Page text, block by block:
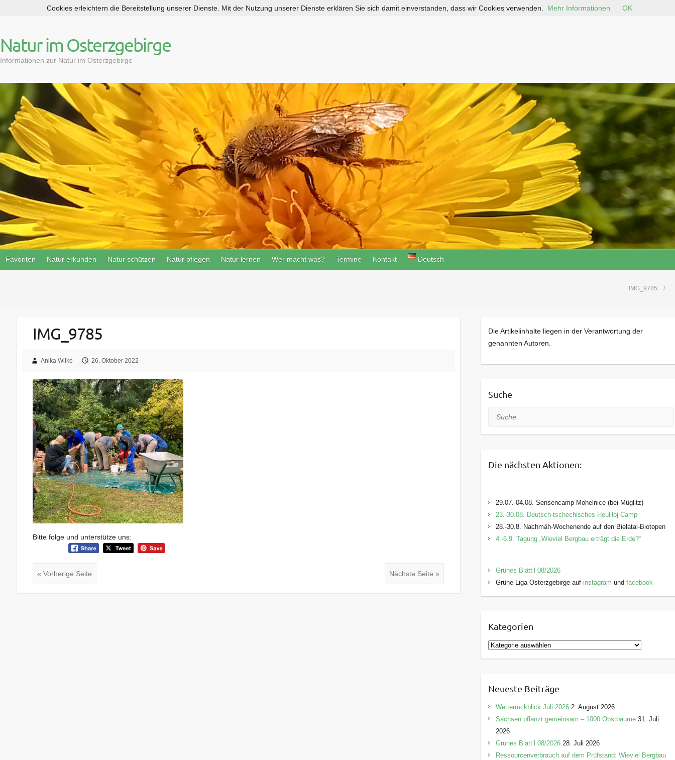
p
t
c
t
t
Natur im Osterzgebirge
Informationen zur Natur im Osterzgebirge
Favoriten Natur erkunden Natur schützen Natur pflegen Natur lernen Wer macht was? Termine Kontakt Deutsch
IMG_9785
IMG_9785
Anika Wilke 26. Oktober 2022
Bitte folge und unterstütze uns:
« Vorherige Seite Nächste Seite »
Die Artikelinhalte liegen in der Verantwortung der
genannten Autoren.
Suche
Suche
Die nächsten Aktionen:
29.07.-04.08. Sensencamp Mohelnice (bei Müglitz)
23.-30.08. Deutsch-tschechisches HeuHoj-Camp
28.-30.8. Nachmäh-Wochenende auf den Bielatal-Biotopen
4.-6.9. Tagung „Wieviel Bergbau erträgt die Erde?“
Grünes Blätt’l 08/2026
Grüne Liga Osterzgebirge auf instagram und facebook
Kategorien
K
a
g
o
r
e
n
Neueste Beiträge
Wetterrückblick Juli 2026 2. August 2026
Sachsen pflanzt gemeinsam – 1000 Obstbäume 31. Juli
2026
Grünes Blätt’l 08/2026 28. Juli 2026
Ressourcenverbrauch auf dem Prüfstand: Wieviel Bergbau
Cookies erleichtern die Bereitstellung unserer Dienste. Mit der Nutzung unserer Dienste erklären Sie sich damit einverstanden, dass wir Cookies verwenden. Mehr Informationen OK